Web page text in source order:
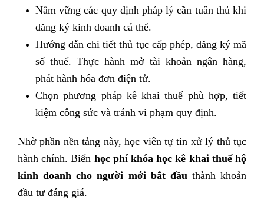
Nắm vững các quy định pháp lý cần tuân thủ khi
đăng ký kinh doanh cá thể.
Hướng dẫn chi tiết thủ tục cấp phép, đăng ký mã
số thuế. Thực hành mở tài khoản ngân hàng,
phát hành hóa đơn điện tử.
Chọn phương pháp kê khai thuế phù hợp, tiết
kiệm công sức và tránh vi phạm quy định.
Nhờ phần nền tảng này, học viên tự tin xử lý thủ tục
hành chính. Biến học phí khóa học kê khai thuế hộ
kinh doanh cho người mới bắt đầu thành khoản
đầu tư đáng giá.